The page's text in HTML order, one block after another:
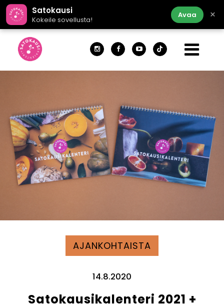
Satokausi
Kokeile sovellusta!
Avaa ×
AJANKOHTAISTA
14.8.2020
Satokausikalenteri 2021 +